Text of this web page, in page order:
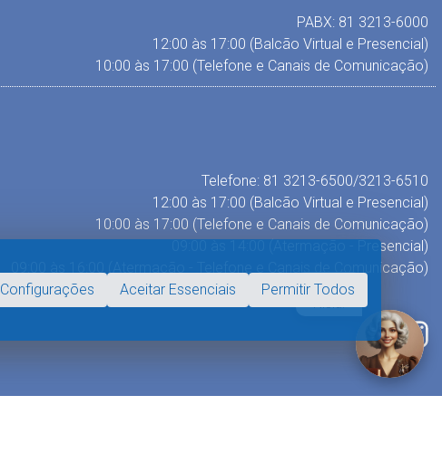
PABX: 81 3213-6000
12:00 às 17:00 (Balcão Virtual e Presencial)
10:00 às 17:00 (Telefone e Canais de Comunicação)
Telefone: 81 3213-6500/3213-6510
12:00 às 17:00 (Balcão Virtual e Presencial)
10:00 às 17:00 (Telefone e Canais de Comunicação)
09:00 às 14:00 (Atermação - Presencial)
09:00 às 16:00 (Atermação - Telefone e Canais de Comunicação)
Configurações Aceitar Essenciais Permitir Todos
Fale com